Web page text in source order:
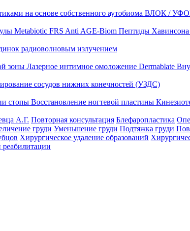
на основе собственного аутобиома ВЛОК / УФОК
Metabiotic FRS Anti AGE-Biom Пептиды Хавинсона
радиоволновым излучением
зоны Лазерное интимное омоложение Dermablate
сосудов нижних конечностей (УЗДС)
стопы Восстановление ногтевой пластины
А.Г. Повторная консультация Блефаропластика
груди Уменьшение груди Подтяжка груди
Хирургическое удаление образований